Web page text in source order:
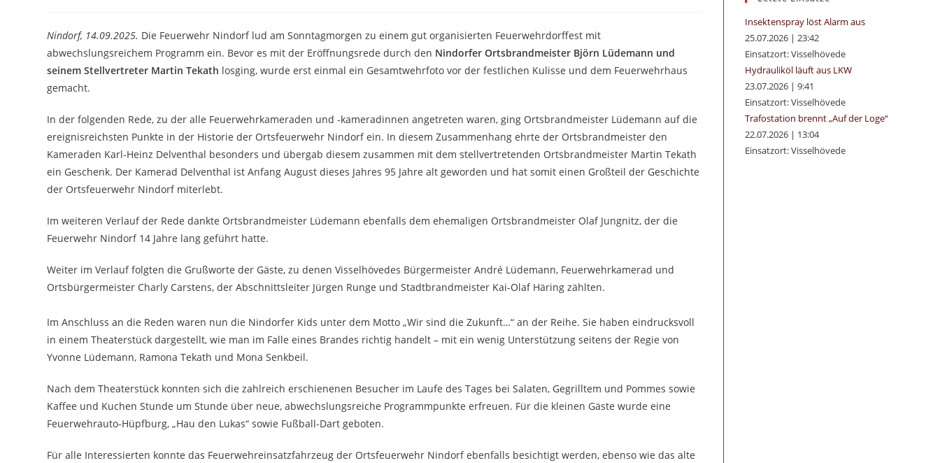
Nindorf, 14.09.2025. Die Feuerwehr Nindorf lud am Sonntagmorgen zu einem gut organisierten Feuerwehrdorffest mit
abwechslungsreichem Programm ein. Bevor es mit der Eröffnungsrede durch den Nindorfer Ortsbrandmeister Björn Lüdemann und
seinem Stellvertreter Martin Tekath losging, wurde erst einmal ein Gesamtwehrfoto vor der festlichen Kulisse und dem Feuerwehrhaus
gemacht.
In der folgenden Rede, zu der alle Feuerwehrkameraden und -kameradinnen angetreten waren, ging Ortsbrandmeister Lüdemann auf die
ereignisreichsten Punkte in der Historie der Ortsfeuerwehr Nindorf ein. In diesem Zusammenhang ehrte der Ortsbrandmeister den
Kameraden Karl-Heinz Delventhal besonders und übergab diesem zusammen mit dem stellvertretenden Ortsbrandmeister Martin Tekath
ein Geschenk. Der Kamerad Delventhal ist Anfang August dieses Jahres 95 Jahre alt geworden und hat somit einen Großteil der Geschichte
der Ortsfeuerwehr Nindorf miterlebt.
Im weiteren Verlauf der Rede dankte Ortsbrandmeister Lüdemann ebenfalls dem ehemaligen Ortsbrandmeister Olaf Jungnitz, der die
Feuerwehr Nindorf 14 Jahre lang geführt hatte.
Weiter im Verlauf folgten die Grußworte der Gäste, zu denen Visselhövedes Bürgermeister André Lüdemann, Feuerwehrkamerad und
Ortsbürgermeister Charly Carstens, der Abschnittsleiter Jürgen Runge und Stadtbrandmeister Kai-Olaf Häring zählten.
Im Anschluss an die Reden waren nun die Nindorfer Kids unter dem Motto „Wir sind die Zukunft…“ an der Reihe. Sie haben eindrucksvoll
in einem Theaterstück dargestellt, wie man im Falle eines Brandes richtig handelt – mit ein wenig Unterstützung seitens der Regie von
Yvonne Lüdemann, Ramona Tekath und Mona Senkbeil.
Nach dem Theaterstück konnten sich die zahlreich erschienenen Besucher im Laufe des Tages bei Salaten, Gegrilltem und Pommes sowie
Kaffee und Kuchen Stunde um Stunde über neue, abwechslungsreiche Programmpunkte erfreuen. Für die kleinen Gäste wurde eine
Feuerwehrauto-Hüpfburg, „Hau den Lukas“ sowie Fußball-Dart geboten.
Für alle Interessierten konnte das Feuerwehreinsatzfahrzeug der Ortsfeuerwehr Nindorf ebenfalls besichtigt werden, ebenso wie das alte
Insektenspray löst Alarm aus
25.07.2026| 23:42
Einsatzort: Visselhövede
Hydrauliköl läuft aus LKW
23.07.2026| 9:41
Einsatzort: Visselhövede
Trafostation brennt „Auf der Loge“
22.07.2026| 13:04
Einsatzort: Visselhövede